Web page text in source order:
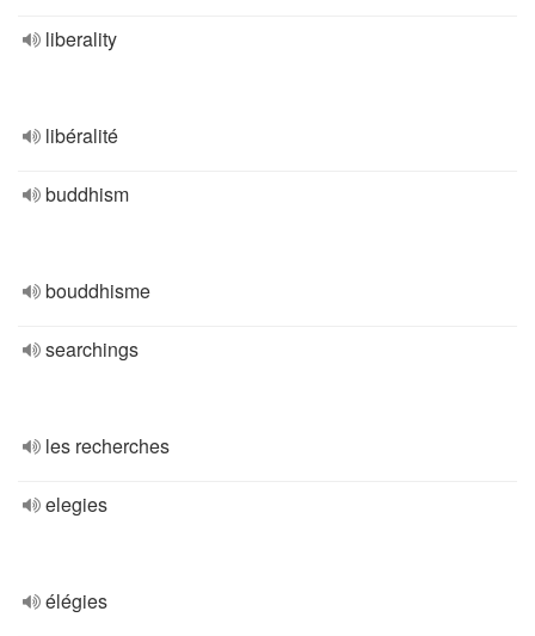
liberality
libéralité
buddhism
bouddhisme
searchings
les recherches
elegies
élégies